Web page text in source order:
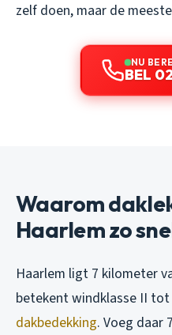
zelf doen, maar de
NU
BEL
Waarom
Haarlem zo
Haarlem ligt 7 kilometer
betekent windklasse II
dakbedekking. Voeg daar